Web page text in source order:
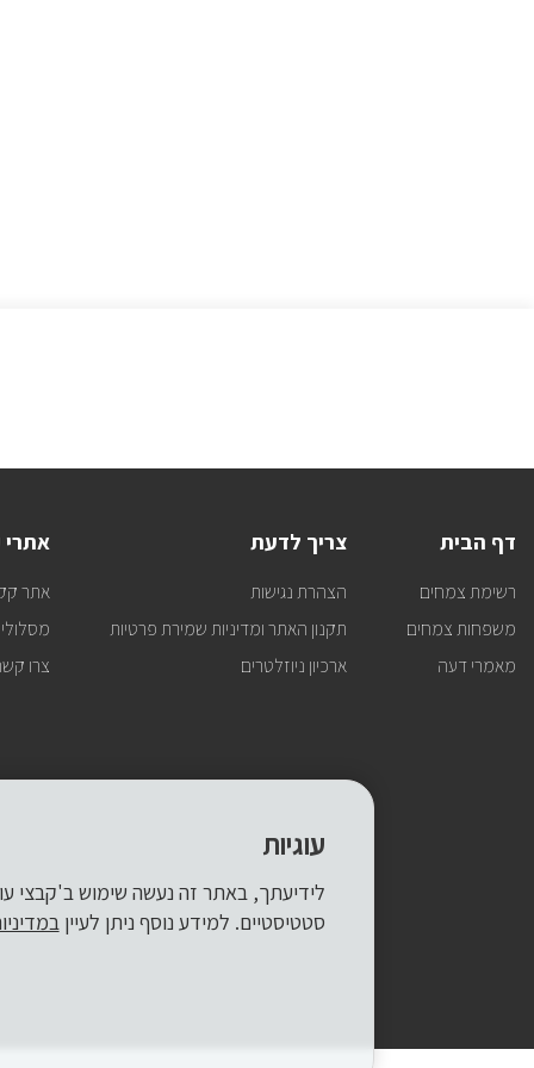
דף הבית
רשימת צמחים
משפחות צמחים
מאמרי דעה
צריך לדעת
הצהרת נגישות
תקנון האתר ומדיניות שמירת פרטיות
ארכיון ניוזלטרים
אתר
צרו
עוגיות
סטטיסטיים. למידע נוסף ניתן לעיין